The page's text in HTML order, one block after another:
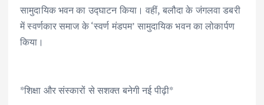
सामुदायिक भवन का उद्घाटन किया। वहीं, बलौदा के जंगलवा डबरी
में स्वर्णकार समाज के ‘स्वर्ण मंडपम’ सामुदायिक भवन का लोकार्पण
किया।
*शिक्षा और संस्कारों से सशक्त बनेगी नई पीढ़ी*